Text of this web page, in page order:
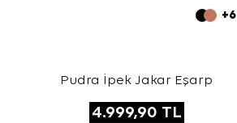
+6
Pudra İpek Jakar Eşarp
4.999,90 TL